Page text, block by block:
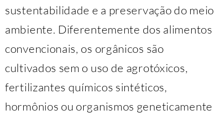
sustentabilidade e a preservação do meio
ambiente. Diferentemente dos alimentos
convencionais, os orgânicos são
cultivados sem o uso de agrotóxicos,
fertilizantes químicos sintéticos,
hormônios ou organismos geneticamente